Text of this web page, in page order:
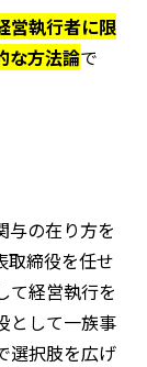
営執行者に限
な方法論で
与の在り方を
取締役を任せ
て経営執行を
として一族事
選択肢を広げ